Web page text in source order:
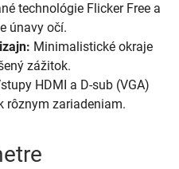
technológie Flicker Free a
únavy očí.
Minimalistické okraje
zážitok.
HDMI a D-sub (VGA)
rôznym zariadeniam.